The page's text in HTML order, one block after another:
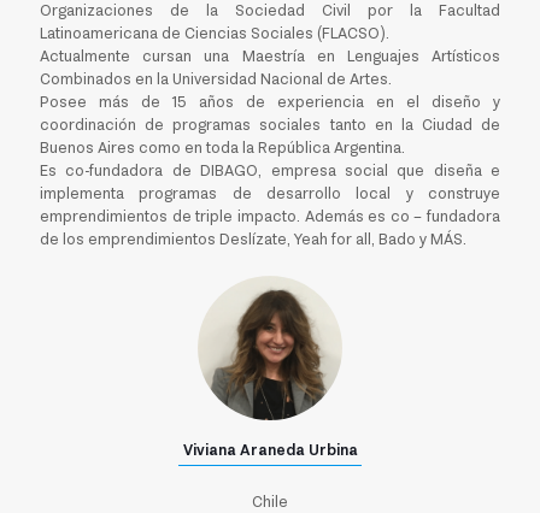
Organizaciones de la Sociedad Civil por la Facultad
Latinoamericana de Ciencias Sociales (FLACSO).
Actualmente cursan una Maestría en Lenguajes Artísticos
Combinados en la Universidad Nacional de Artes.
Posee más de 15 años de experiencia en el diseño y
coordinación de programas sociales tanto en la Ciudad de
Buenos Aires como en toda la República Argentina.
Es co-fundadora de DIBAGO, empresa social que diseña e
implementa programas de desarrollo local y construye
emprendimientos de triple impacto. Además es co – fundadora
de los emprendimientos Deslízate, Yeah for all, Bado y MÁS.
Viviana Araneda Urbina
Chile